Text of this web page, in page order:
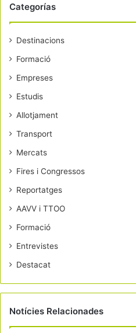
Categorías
Destinacions
Formació
Empreses
Estudis
Allotjament
Transport
Mercats
Fires i Congressos
Reportatges
AAVV i TTOO
Formació
Entrevistes
Destacat
Notícies Relacionades